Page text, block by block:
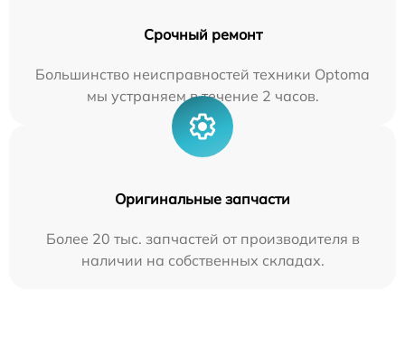
Срочный ремонт
Большинство неисправностей техники Optoma
мы устраняем в течение 2 часов.
Оригинальные запчасти
Более 20 тыс. запчастей от производителя в
наличии на собственных складах.